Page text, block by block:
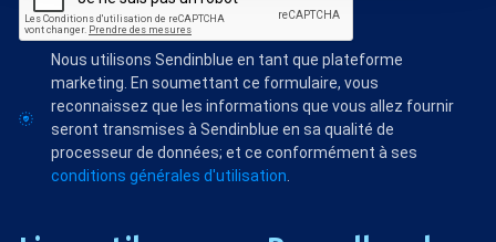
Nous utilisons Sendinblue en tant que plateforme
marketing. En soumettant ce formulaire, vous
reconnaissez que les informations que vous allez fournir
seront transmises à Sendinblue en sa qualité de
processeur de données; et ce conformément à ses
conditions générales d'utilisation